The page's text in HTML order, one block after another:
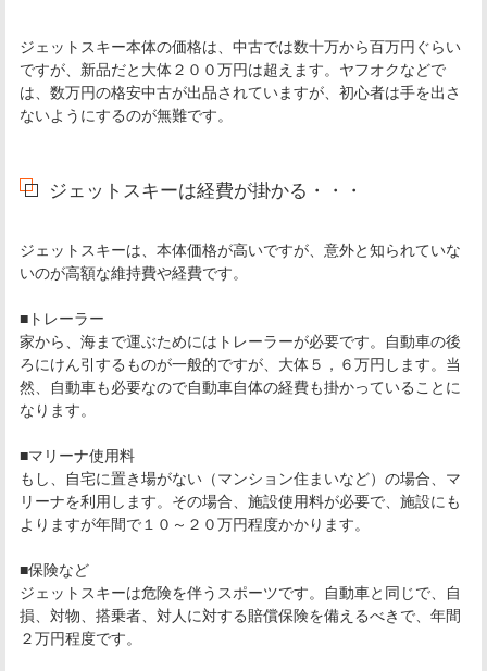
ジェットスキー本体の価格は、中古では数十万から百万円ぐらい
ですが、新品だと大体２００万円は超えます。ヤフオクなどで
は、数万円の格安中古が出品されていますが、初心者は手を出さ
ないようにするのが無難です。
ジェットスキーは経費が掛かる・・・
ジェットスキーは、本体価格が高いですが、意外と知られていな
いのが高額な維持費や経費です。
■トレーラー
家から、海まで運ぶためにはトレーラーが必要です。自動車の後
ろにけん引するものが一般的ですが、大体５，６万円します。当
然、自動車も必要なので自動車自体の経費も掛かっていることに
なります。
■マリーナ使用料
もし、自宅に置き場がない（マンション住まいなど）の場合、マ
リーナを利用します。その場合、施設使用料が必要で、施設にも
よりますが年間で１０～２０万円程度かかります。
■保険など
ジェットスキーは危険を伴うスポーツです。自動車と同じで、自
損、対物、搭乗者、対人に対する賠償保険を備えるべきで、年間
２万円程度です。